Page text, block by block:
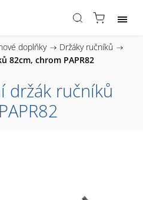
doplňky / Držáky ručníků /
82cm, chrom PAPR82
držák ručníků